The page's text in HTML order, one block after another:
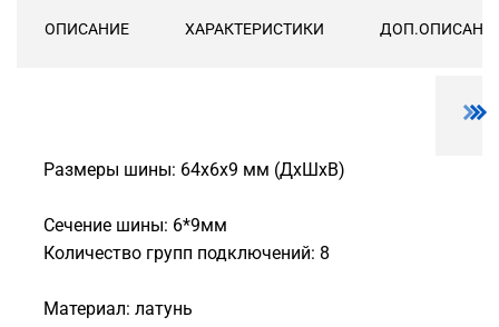
ОПИСАНИЕ ХАРАКТЕРИСТИКИ
Размеры шины: 64х6х9 мм (ДхШхВ)
Сечение шины: 6*9мм
Количество групп подключений: 8
Материал: латунь